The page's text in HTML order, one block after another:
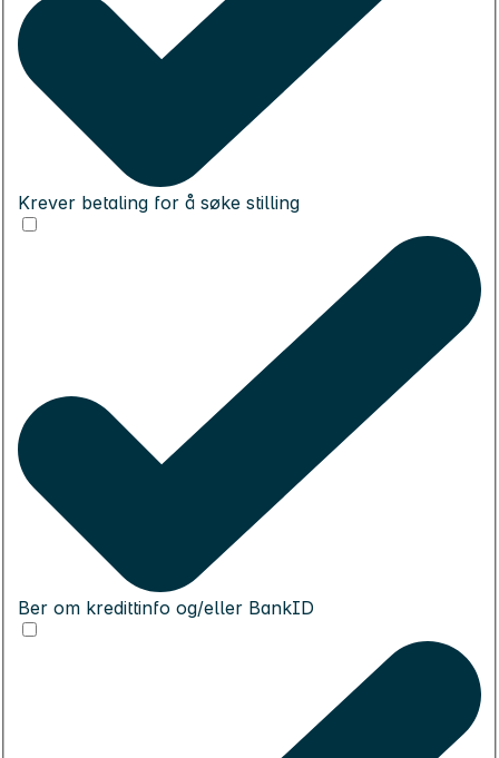
Krever betaling for å søke stilling
Ber om kredittinfo og/eller BankID